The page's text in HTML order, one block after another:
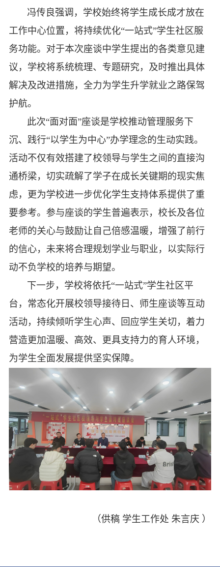
冯传良强调，学校始终将学生成长成才放在
工作中心位置，将持续优化“一站式”学生社区服
务功能。对于本次座谈中学生提出的各类意见建
议，学校将系统梳理、专题研究，及时推出具体
解决及改进措施，全力为学生升学就业之路保驾
护航。
此次“面对面”座谈是学校推动管理服务下
沉、践行“以学生为中心”办学理念的生动实践。
活动不仅有效搭建了校领导与学生之间的直接沟
通桥梁，切实疏解了学子在成长关键期的现实焦
虑，更为学校进一步优化学生支持体系提供了重
要参考。参与座谈的学生普遍表示，校长及各位
老师的关心与鼓励让自己倍感温暖，增强了前行
的信心，未来将合理规划学业与职业，以实际行
动不负学校的培养与期望。
下一步，学校将依托“一站式”学生社区平
台，常态化开展校领导接待日、师生座谈等互动
活动，持续倾听学生心声、回应学生关切，着力
营造更加温暖、高效、更具支持力的育人环境，
为学生全面发展提供坚实保障。
（供稿 学生工作处 朱言庆 ）